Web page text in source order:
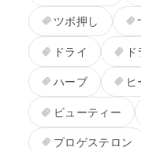
ツボ押し
ドライ
ハーブ
ビューティー
プロゲステロン